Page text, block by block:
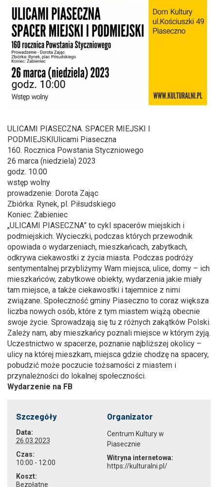
ULICAMI PIASECZNA. SPACER MIEJSKI I
PODMIEJSKIUlicami Piaseczna
160. Rocznica Powstania Styczniowego
26 marca (niedziela) 2023
godz. 10.00
wstęp wolny
prowadzenie: Dorota Zając
Zbiórka: Rynek, pl. Piłsudskiego
Koniec: Żabieniec
„ULICAMI PIASECZNA” to cykl spacerów miejskich i
podmiejskich. Wycieczki, podczas których przewodnik
opowiada o wydarzeniach, mieszkańcach, zabytkach,
odkrywa ciekawostki z życia miasta. Podczas podróży
sentymentalnej przybliżymy Wam miejsca, ulice, domy – ich
mieszkańców, zabytkowe obiekty, wydarzenia jakie miały
tam miejsce, a także ciekawostki i tajemnice z nimi
związane. Społeczność gminy Piaseczno to coraz większa
liczba nowych osób, które z tym miastem wiążą obecnie
swoje życie. Sprowadzają się tu z różnych zakątków Polski.
Zależy nam, aby mieszkańcy poznali miejsce w którym żyją.
Uczestnictwo w spacerze, poznanie najbliższej okolicy –
ulicy na której mieszkam, miejsca gdzie chodzę na spacery,
pobudzić może poczucie tożsamości z miastem i
przynależności do lokalnej społeczności.
Wydarzenie na FB
Szczegóły
Data:
26.03.2023
Czas:
10:00 - 12:00
Koszt:
Bezpłatne
Organizator
Centrum Kultury w
Piasecznie
Witryna internetowa:
https://kulturalni.pl/